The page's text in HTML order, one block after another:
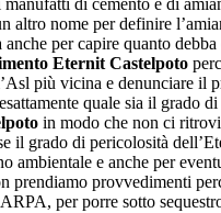
di cemento e di
nome per definire
per capire quanto debba
Eternit Castelpoto
più vicina e denunciare il
quale sia il grado
in modo che non ci
il grado di pericolosità
ambientale e anche per
prendiamo provvedimenti
per porre sotto